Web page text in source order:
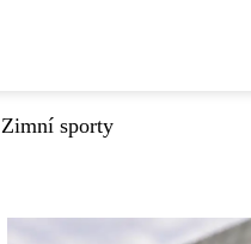
Zimní sporty